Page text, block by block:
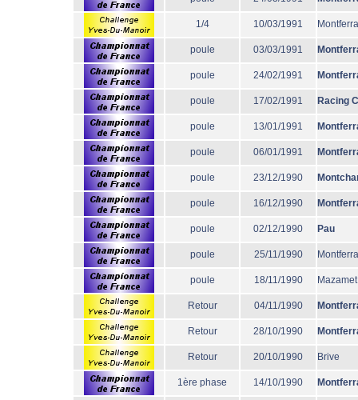
1/4 10/03/1991
poule 03/03/1991
poule 24/02/1991
poule 17/02/1991 Racing
poule 13/01/1991
poule 06/01/1991
poule 23/12/1990
poule 16/12/1990
poule 02/12/1990 Pau
poule 25/11/1990
poule 18/11/1990 Mazamet
Retour 04/11/1990
Retour 28/10/1990
Retour 20/10/1990 Brive
1ère phase 14/10/1990